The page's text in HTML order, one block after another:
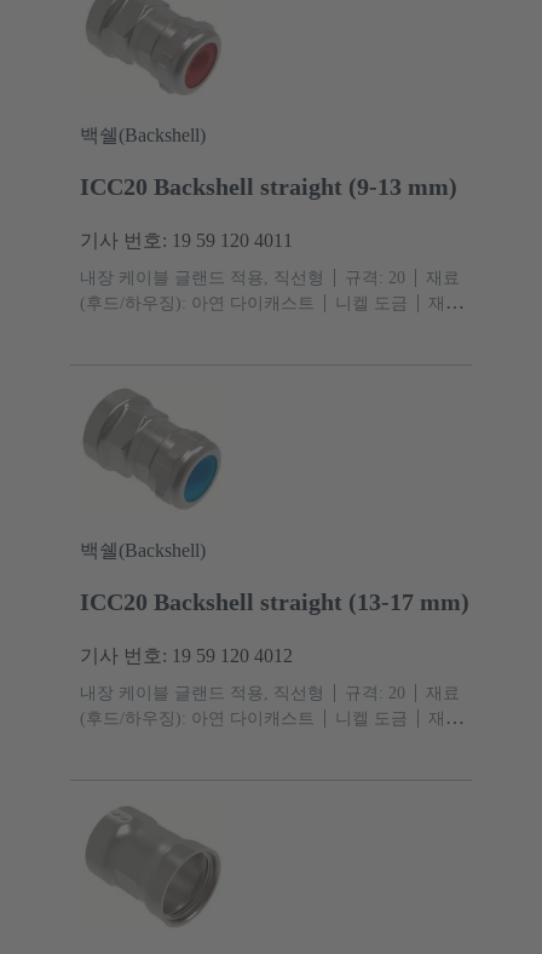
백쉘(Backshell)
ICC20 Backshell straight (9-13 mm)
기사 번호: 19 59 120 4011
내장 케이블 글랜드 적용, 직선형 규격: 20
재료
(후드/하우징): 아연 다이캐스트
니켈 도금
재료
백쉘(Backshell)
ICC20 Backshell straight (13-17 mm)
기사 번호: 19 59 120 4012
내장 케이블 글랜드 적용, 직선형 규격: 20
재료
(후드/하우징): 아연 다이캐스트
니켈 도금
재료